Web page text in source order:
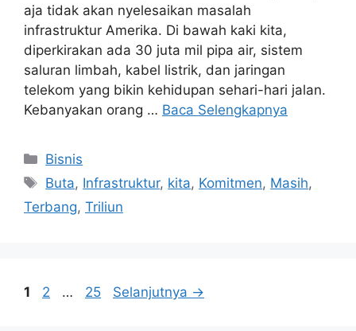
aja tidak akan nyelesaikan masalah
infrastruktur Amerika. Di bawah kaki kita,
diperkirakan ada 30 juta mil pipa air, sistem
saluran limbah, kabel listrik, dan jaringan
telekom yang bikin kehidupan sehari-hari jalan.
Kebanyakan orang … Baca Selengkapnya
Kategori
Bisnis
Tag
Buta, Infrastruktur, kita, Komitmen, Masih,
Terbang, Triliun
Halaman
1 Halaman
2 … Halaman
25 Selanjutnya →